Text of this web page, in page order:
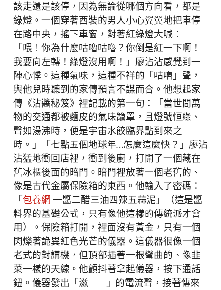
該走還是該停，因為無論從哪個方向看，都是
綠燈。一個穿著西裝的男人小心翼翼地把車停
在路中央，搖下車窗，對著紅綠燈大喊：
「喂！你為什麼咕嚕咕嚕？你倒是紅一下啊！
我要向左轉！綠燈沒用啊！」廖沾沾感覺到一
陣心悸。這種氣味，這種不祥的「咕嚕」聲，
與他兒時聽到的家傳預言不謀而合。他想起家
傳《沾醬秘笈》裡記載的第一句：「當世間萬
物的交通都被麵皮的氣味籠罩，且燈號恒綠、
聲如湯沸時，便是宇宙水餃臨界點到來之
時。」「七點五個地球年…怎麼這麼快？」廖沾
沾猛地衝回店裡，衝到後廚，打開了一個藏在
舊冰櫃後面的暗門。暗門裡放著一個老舊的、
像是古代金屬保險箱的東西。他輸入了密碼：
「 包養網 一醬二醋三油四辣五蒜泥」（這是醬
料界的基礎公式，只有像他這樣的傳統派才會
用）。保險箱打開，裡面沒有黃金，只有一個
閃爍著詭異紅色光芒的儀器。這儀器很像一個
老式的對講機，但頂部插著一根彎曲的、像韭
菜一樣的天線。他顫抖著拿起儀器，按下通話
鈕。儀器發出「滋——」的電流聲，接著傳來